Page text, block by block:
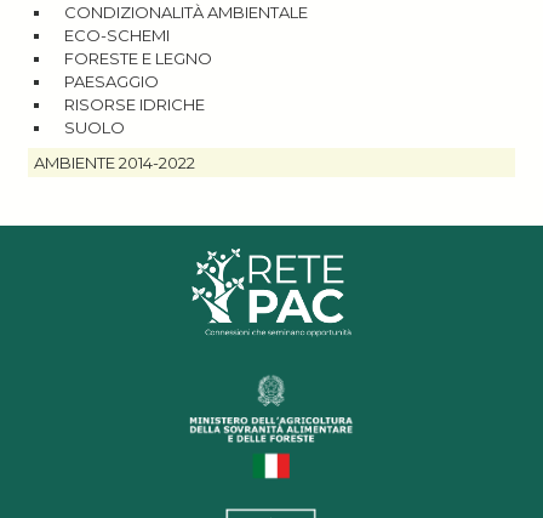
CONDIZIONALITÀ AMBIENTALE
ECO-SCHEMI
FORESTE E LEGNO
PAESAGGIO
RISORSE IDRICHE
SUOLO
AMBIENTE 2014-2022